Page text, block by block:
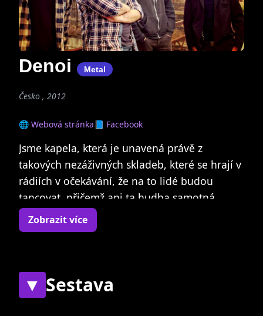
Denoi Metal
Česko , 2012
🌐 Webová stránka 📘 Facebook
Jsme kapela, která je unavená právě z
takových nezáživných skladeb, které se hrají v
rádiích v očekávání, že na to lidé budou
tancovat, přičemž ani ta hudba samotná
nemá žádnou energii, kterou by těm lidem
předala. Proto jsme se rozhodli to změnit a
Hudbu, která má na pódiu živé lidi, skutečné
emoce a přitom moderní elektronický feeling.
Zobrazit více
▼ Sestava